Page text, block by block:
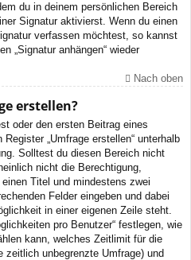
du in deinem persönlichen Bereich
Signatur aktivierst. Wenn du einen
verfassen möchtest, so kannst
„Signatur anhängen“ wieder
Nach oben
erstellen?
oder den ersten Beitrag eines
„Umfrage erstellen“ unterhalb
Solltest du diesen Bereich nicht
nicht die Berechtigung,
Titel und mindestens zwei
Felder eingeben und dabei
in einer eigenen Zeile steht.
pro Benutzer“ festlegen, wie
kann, welches Zeitlimit für die
zeitlich unbegrenzte Umfrage) und